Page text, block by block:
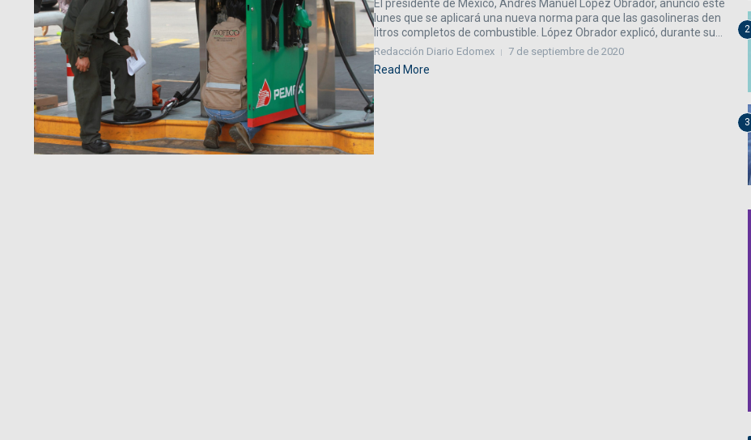
El presidente de México, Andrés Manuel López Obrador, anunció este
lunes que se aplicará una nueva norma para que las gasolineras den
litros completos de combustible. López Obrador explicó, durante su...
Redacción Diario Edomex 7 de septiembre de 2020
Read More
2
3